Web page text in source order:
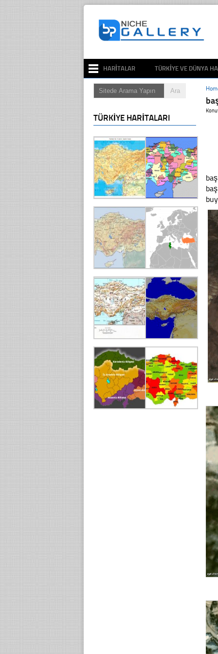
HARITALAR TÜRKIYE VE DÜNYA
TÜRKIYE HARITALARI